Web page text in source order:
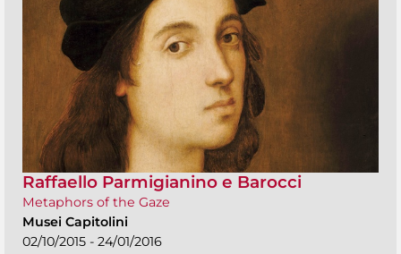
Raffaello Parmigianino e Barocci
Metaphors of the Gaze
Musei Capitolini
02/10/2015 - 24/01/2016